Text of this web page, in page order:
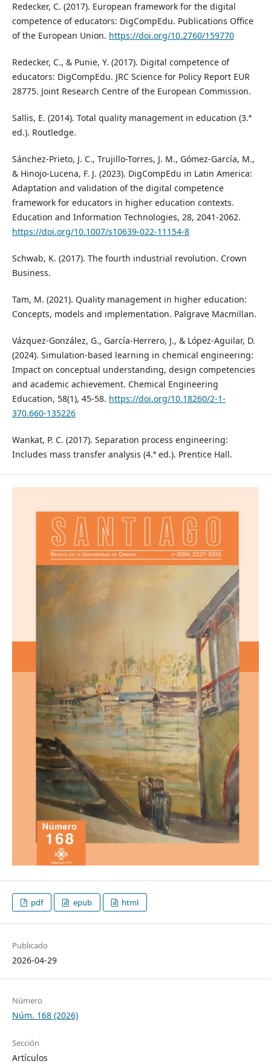
Redecker, C. (2017). European framework for the digital
competence of educators: DigCompEdu. Publications Office
of the European Union. https://doi.org/10.2760/159770
Redecker, C., & Punie, Y. (2017). Digital competence of
educators: DigCompEdu. JRC Science for Policy Report EUR
28775. Joint Research Centre of the European Commission.
Sallis, E. (2014). Total quality management in education (3.ª
ed.). Routledge.
Sánchez-Prieto, J. C., Trujillo-Torres, J. M., Gómez-García, M.,
& Hinojo-Lucena, F. J. (2023). DigCompEdu in Latin America:
Adaptation and validation of the digital competence
framework for educators in higher education contexts.
Education and Information Technologies, 28, 2041-2062.
https://doi.org/10.1007/s10639-022-11154-8
Schwab, K. (2017). The fourth industrial revolution. Crown
Business.
Tam, M. (2021). Quality management in higher education:
Concepts, models and implementation. Palgrave Macmillan.
Vázquez-González, G., García-Herrero, J., & López-Aguilar, D.
(2024). Simulation-based learning in chemical engineering:
Impact on conceptual understanding, design competencies
and academic achievement. Chemical Engineering
Education, 58(1), 45-58. https://doi.org/10.18260/2-1-
370.660-135226
Wankat, P. C. (2017). Separation process engineering:
Includes mass transfer analysis (4.ª ed.). Prentice Hall.
pdf epub html
Publicado
2026-04-29
Número
Núm. 168 (2026)
Sección
Artículos